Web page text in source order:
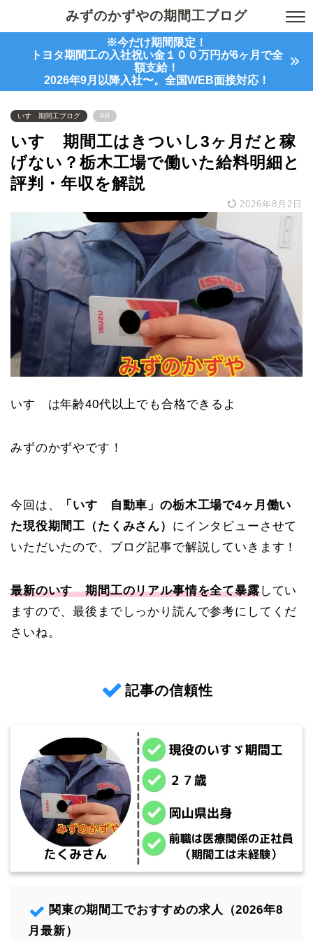
みずのかずやの期間工ブログ
※今だけ期間限定！
トヨタ期間工の入社祝い金１００万円が6ヶ月で全
額支給！
2026年9月以降入社〜。全国WEB面接対応！
いすゞ期間工ブログ PR
いすゞ期間工はきついし3ヶ月だと稼
げない？栃木工場で働いた給料明細と
評判・年収を解説
2026年8月2日
いすゞは年齢40代以上でも合格できるよ
みずのかずやです！
今回は、
「いすゞ自動車」の栃木工場で4ヶ月働い
た現役期間工（たくみさん） にインタビューさせて
いただいたので、ブログ記事で解説していきます！
最新のいすゞ期間工のリアル事情を全て暴露してい
ますので、最後までしっかり読んで参考にしてくだ
さいね。
記事の信頼性
関東の期間工でおすすめの求人（2026年8
月最新）